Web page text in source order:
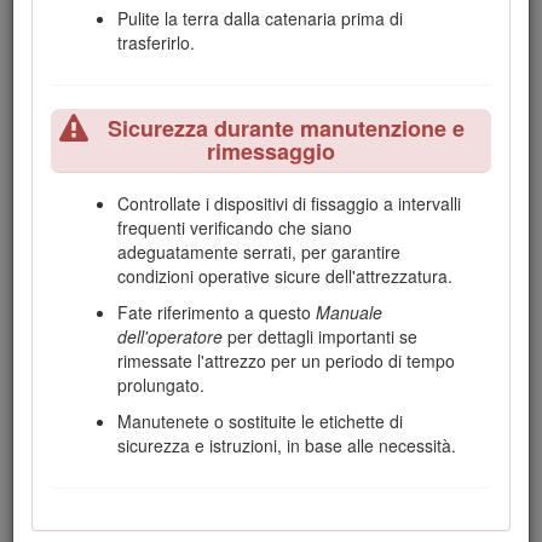
Pulite la terra dalla catenaria prima di
trasferirlo.
Sicurezza durante manutenzione e
rimessaggio
Controllate i dispositivi di fissaggio a intervalli
frequenti verificando che siano
adeguatamente serrati, per garantire
condizioni operative sicure dell'attrezzatura.
Fate riferimento a questo Manuale
dell'operatore per dettagli importanti se
rimessate l'attrezzo per un periodo di tempo
prolungato.
Manutenete o sostituite le etichette di
sicurezza e istruzioni, in base alle necessità.
attrezzo rende più pesante la parte anteriore
della macchina.
bracci caricatori in pendenza influisce sulla
stabilità della macchina. Tenete abbassati e ritirati
i bracci caricatori sulle pendenze.
incidenti dovuti a perdita di controllo e
ribaltamenti, che possono provocare gravi
infortuni o la morte. L'utilizzo della macchina su
pendenze di qualsiasi tipo o su terreno non
uniforme richiede un livello superiore di
attenzione.
Stabilite le vostre procedure e regole operative in
pendenza. Queste procedure devono includere
una ricognizione del sito per determinare quali
pendenze sono sicure per l'utilizzo della
Rallentate e fate molta attenzione sui pendii. Le